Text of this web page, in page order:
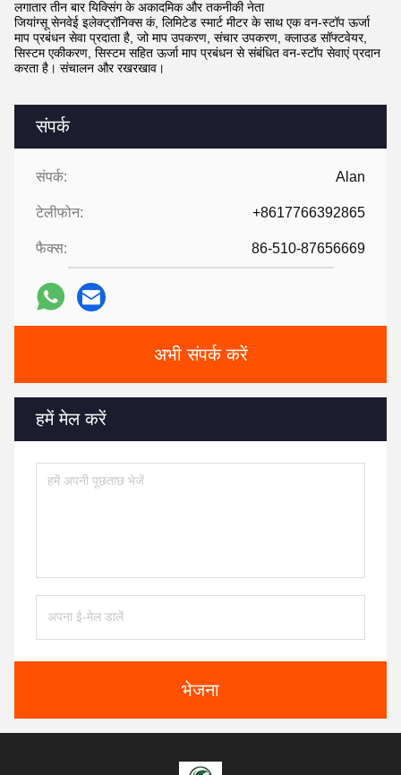
संपर्क
संपर्क: Alan
टेलीफोन: +8617766392865
फैक्स: 86-510-87656669
अभी संपर्क करें
हमें मेल करें
भेजना
लगातार तीन बार यिक्सिंग के अकादमिक और तकनीकी नेता
जियांग्सू सेनवेई इलेक्ट्रॉनिक्स कं, लिमिटेड स्मार्ट मीटर के साथ एक वन-स्टॉप ऊर्जा
माप प्रबंधन सेवा प्रदाता है, जो माप उपकरण, संचार उपकरण, क्लाउड सॉफ्टवेयर,
सिस्टम एकीकरण, सिस्टम सहित ऊर्जा माप प्रबंधन से संबंधित वन-स्टॉप सेवाएं प्रदान
करता है। संचालन और रखरखाव।